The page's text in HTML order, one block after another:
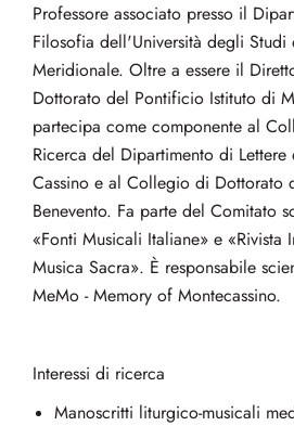
Professore associato presso il
Filosofia dell'Università degli Studi
Meridionale. Oltre a essere il
Dottorato del Pontificio Istituto di
partecipa come componente al
Ricerca del Dipartimento di Lettere
Cassino e al Collegio di Dottorato
Benevento. Fa parte del Comitato
«Fonti Musicali Italiane» e «Rivista
Musica Sacra». È responsabile
MeMo - Memory of Montecassino.
Interessi di ricerca
Manoscritti liturgico-musicali